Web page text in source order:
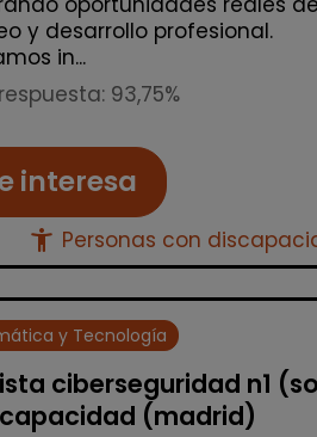
y desarrollo profesional.
in...
93,75%
interesa
accessibility_new Personas con
y Tecnología
ciberseguridad n1
(madrid)